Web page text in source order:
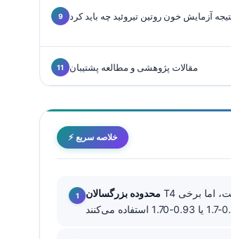
آزمایش خون روتین تیروئید چه باید کرد
مقالات پژوهشی و مطالعه پشتیبان
⚡ خلاصه سریع
محدوده بزرگسالان T4 آزاد معمولاً 0.8-1.8 نانوگرم بر دسی‌لیتر یا 10-23 پیکومول بر لیتر است، اما برخی